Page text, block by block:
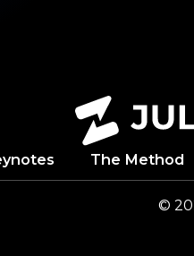
The Method
©